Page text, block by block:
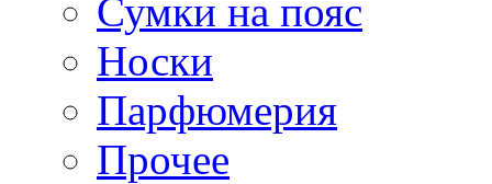
Сумки на пояс
Носки
Парфюмерия
Прочее